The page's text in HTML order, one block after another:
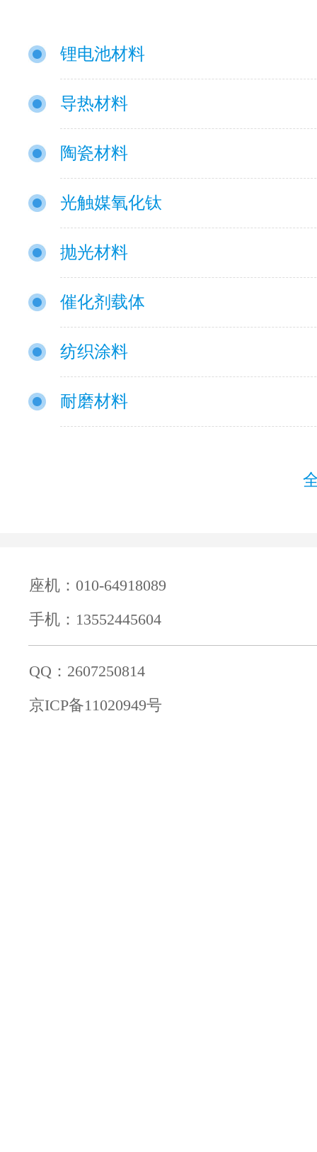
锂电池材料
导热材料
陶瓷材料
光触媒氧化钛
抛光材料
催化剂载体
纺织涂料
耐磨材料
座机：010-64918089
手机：13552445604
QQ：2607250814
京ICP备11020949号